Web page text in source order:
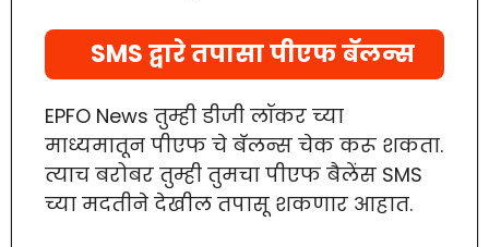
SMS द्वारे तपासा पीएफ बॅलन्स
EPFO News तुम्ही डीजी लॉकर च्या
माध्यमातून पीएफ चे बॅलन्स चेक करू शकता.
त्याच बरोबर तुम्ही तुमचा पीएफ बैलेंस SMS
च्या मदतीने देखील तपासू शकणार आहात.